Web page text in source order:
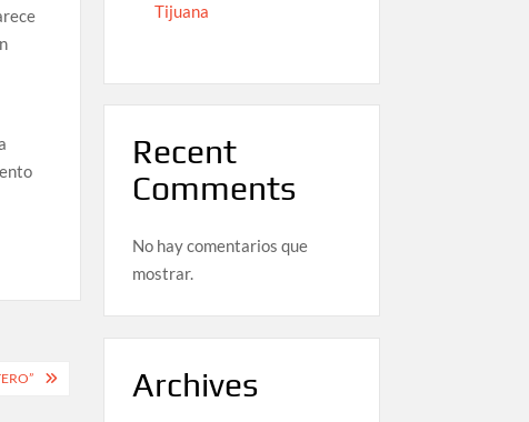
Tijuana
Recent
Comments
No hay comentarios que
mostrar.
Archives